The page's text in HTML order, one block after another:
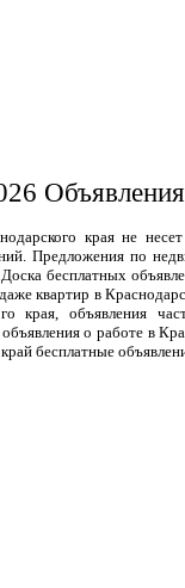
края не
Предложения по
бесплатных
квартир в
края, объявления
о работе в
бесплатные